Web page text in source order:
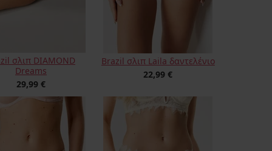
σλιπ DIAMOND
Dreams
29,99 €
Brazil σλιπ Laila δαντελένιο
22,99 €